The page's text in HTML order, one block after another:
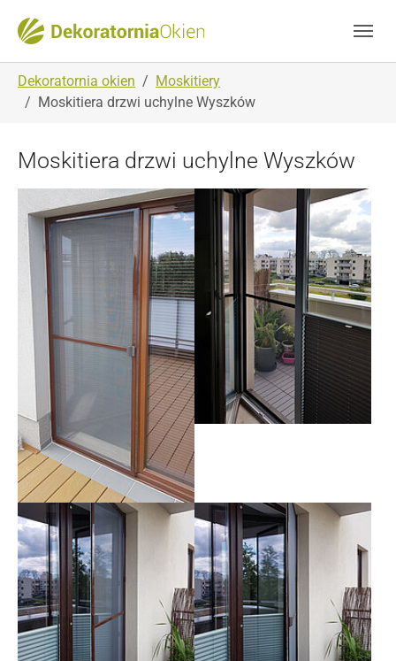
You are here:
Dekoratornia okien
Moskitiery
Moskitiera drzwi uchylne Wyszków
Moskitiera drzwi uchylne Wyszków